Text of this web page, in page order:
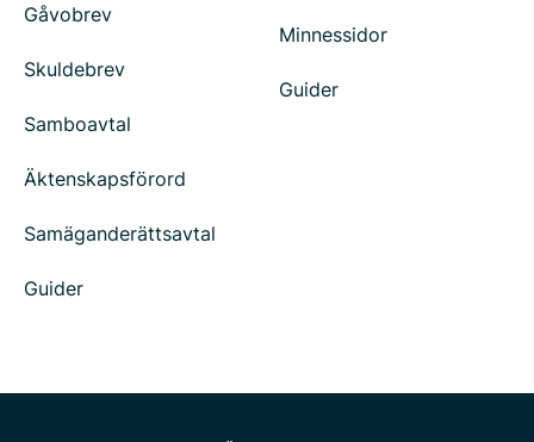
Gåvobrev
Skuldebrev
Samboavtal
Äktenskapsförord
Samäganderättsavtal
Guider
Minnessidor
Guider